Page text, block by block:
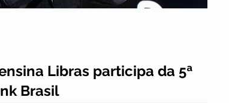
Libras participa da 5ª
Brasil